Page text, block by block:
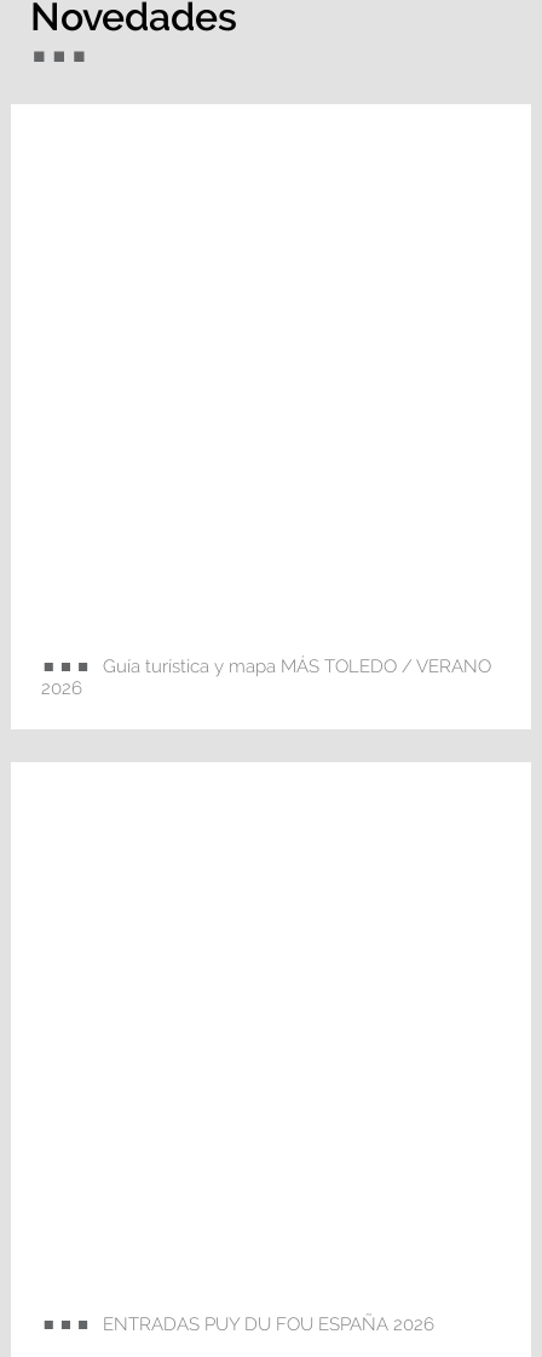
Novedades
Guía turística y mapa MÁS TOLEDO / VERANO
2026
ENTRADAS PUY DU FOU ESPAÑA 2026